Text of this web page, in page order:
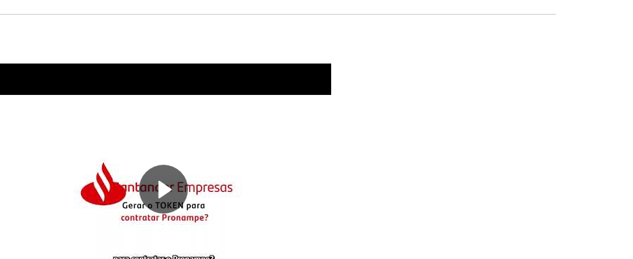
no ano anterior igual ou menor que R$ 360.000,00 (trezentos e sessenta mil reais).
faturamento no ano anterior maior que R$ 360.000,00 (trezentos e sessenta mil reais) e igual ou menor